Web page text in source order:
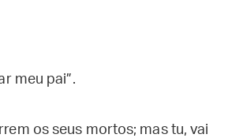
meu pai”.
os seus mortos; mas tu, vai